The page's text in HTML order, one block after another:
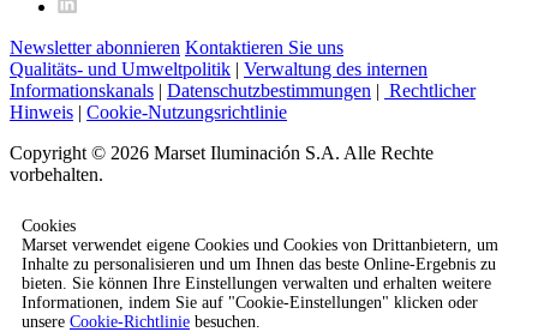
Newsletter abonnieren Kontaktieren Sie uns
Qualitäts- und Umweltpolitik | Verwaltung des internen
Informationskanals | Datenschutzbestimmungen | Rechtlicher
Hinweis | Cookie-Nutzungsrichtlinie
Copyright © 2026 Marset Iluminación S.A. Alle Rechte
vorbehalten.
Cookies
Marset verwendet eigene Cookies und Cookies von Drittanbietern, um
Inhalte zu personalisieren und um Ihnen das beste Online-Ergebnis zu
bieten. Sie können Ihre Einstellungen verwalten und erhalten weitere
Informationen, indem Sie auf "Cookie-Einstellungen" klicken oder
unsere Cookie-Richtlinie besuchen.